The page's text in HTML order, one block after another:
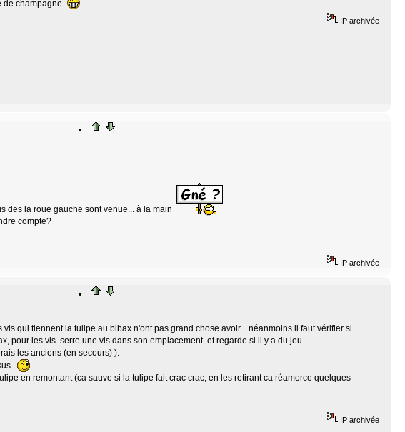
champagne
IP archivée
des la roue gauche sont venue... à la main
compte?
IP archivée
qui tiennent la tulipe au bibax n'ont pas grand chose avoir.. néanmoins il faut vérifier si
pour les vis. serre une vis dans son emplacement et regarde si il y a du jeu.
les anciens (en secours) ).
en remontant (ca sauve si la tulipe fait crac crac, en les retirant ca réamorce quelques
IP archivée